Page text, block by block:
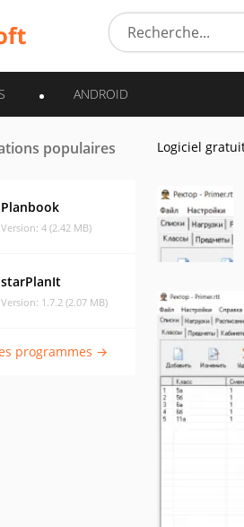
ANDROID
populaires
Planbook
Version: 4 (2.42 MB)
starPlanIt
Version: 1.7.2 (2.07 MB)
programmes →
Logiciel